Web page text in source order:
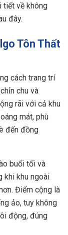
tiết về không
đây.
Tôn Thất
cách trang trí
chu và
rãi với cả khu
mát, phù
đến đồng
buổi tối và
khi khu ngoài
Điểm cộng là
ảo, tuy không
động, đúng